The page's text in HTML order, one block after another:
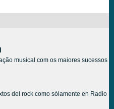
musical com os maiores sucessos
del rock como sólamente en Radio